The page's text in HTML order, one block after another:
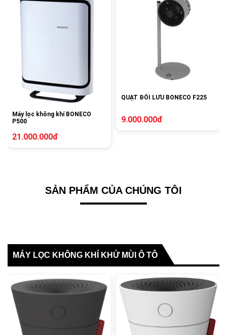
Máy lọc không khí BONECO
P500
21.000.000đ
QUẠT ĐỐI LƯU BONECO F225
9.000.000đ
SẢN PHẨM CỦA CHÚNG TÔI
MÁY LỌC KHÔNG KHÍ KHỬ MÙI Ô TÔ